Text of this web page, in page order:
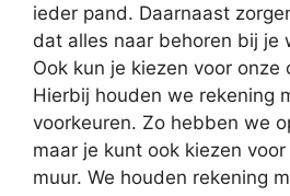
ieder pand. Daarnaast
dat alles naar behoren bij je
Ook kun je kiezen voor onze
Hierbij houden we rekening
voorkeuren. Zo hebben we
maar je kunt ook kiezen
muur. We houden rekening